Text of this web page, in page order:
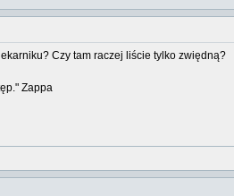
Czy tam raczej liście tylko zwiędną?
Zappa